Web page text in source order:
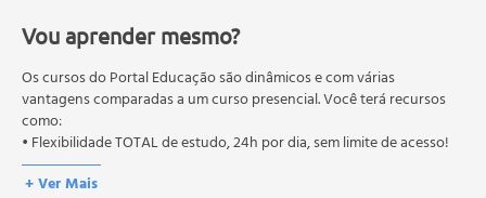
Processo de Atração/Retenção e Fidelização de
Clientes
Encantando Clientes com Atendimento Diferenciado
Serviço de Televendas
Técnicas de Vendas e Telemarketing
Etapas do Processo de Vendas
Tipos de Clientes
O MEC (Ministério da Educação), trata da política nacional de
educação em geral, mas autoriza apenas cursos de graduação e
pós-graduação. Os cursos técnicos e profissionalizantes são
autorizados pelas Secretarias Estaduais de Educação.
Vou aprender mesmo?
Os cursos do Portal Educação são dinâmicos e com várias
vantagens comparadas a um curso presencial. Você terá recursos
como:
• Flexibilidade TOTAL de estudo, 24h por dia, sem limite de acesso!
+ Ver Mais